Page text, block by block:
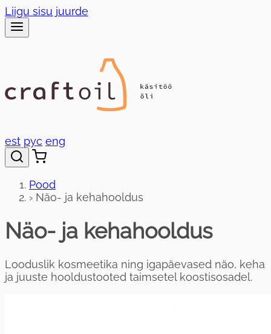
Liigu sisu juurde
est рус eng
Pood
› Näo- ja kehahooldus
Näo- ja kehahooldus
Looduslik kosmeetika ning igapäevased näo, keha
ja juuste hooldustooted taimsetel koostisosadel.